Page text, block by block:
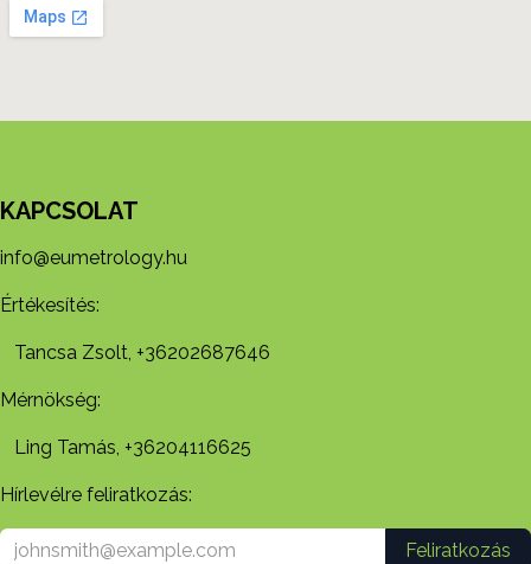
KAPCSOLAT
info@eumetrology.hu
Értékesítés:
Tancsa Zsolt, +36202687646
Mérnökség:
Ling Tamás, +36204116625
Hírlevélre feliratkozás:
Feliratkozás